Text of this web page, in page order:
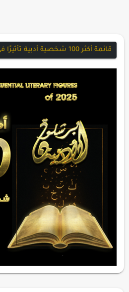
قائمة أكثر 100 شخصية أدبية تأثيرًا في عام 2025